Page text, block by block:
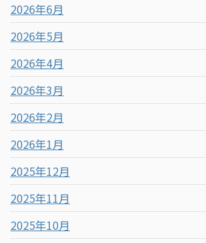
2026年6月
2026年5月
2026年4月
2026年3月
2026年2月
2026年1月
2025年12月
2025年11月
2025年10月